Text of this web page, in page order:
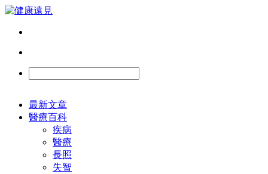
最新文章
醫療百科
疾病
醫療
長照
失智